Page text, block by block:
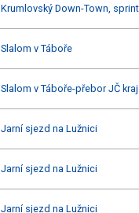
Krumlovský Down-Town,
Slalom v Táboře
Slalom v Táboře-přebor JČ
Jarní sjezd na Lužnici
Jarní sjezd na Lužnici
Jarní sjezd na Lužnici